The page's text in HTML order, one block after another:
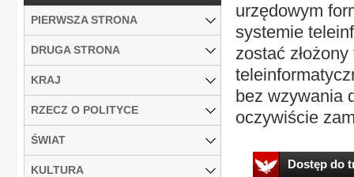
urzędowym
systemie
zostać
bez wzywania
oczywiście
Dostęp do
PIERWSZA STRONA
DRUGA STRONA
KRAJ
RZECZ O POLITYCE
ŚWIAT
KULTURA